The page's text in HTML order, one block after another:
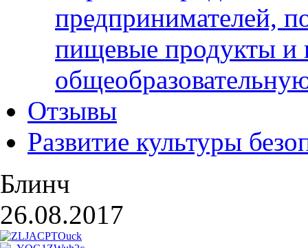
предпринимателей,
пищевые продукты и
Отзывы
Развитие культуры
Блинч
26.08.2017